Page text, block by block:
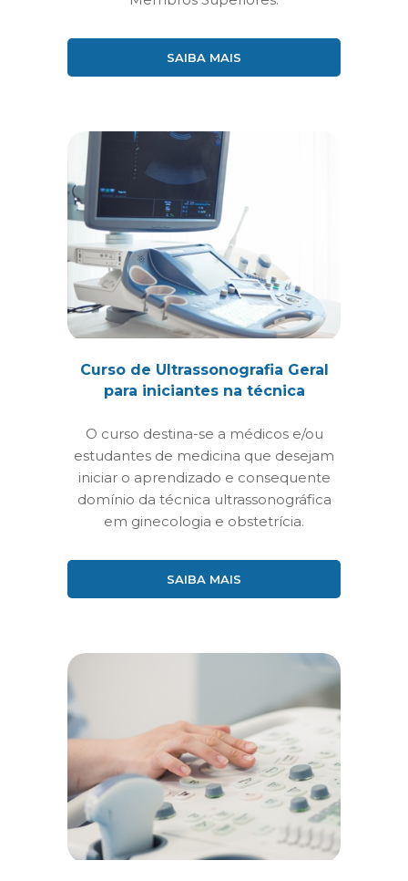
SAIBA MAIS
Curso de Ultrassonografia Geral
para iniciantes na técnica
O curso destina-se a médicos e/ou
estudantes de medicina que desejam
iniciar o aprendizado e consequente
domínio da técnica ultrassonográfica
em ginecologia e obstetrícia.
SAIBA MAIS